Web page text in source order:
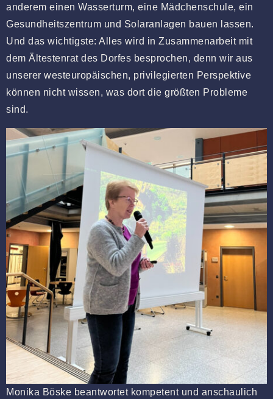
anderem einen Wasserturm, eine Mädchenschule, ein
Gesundheitszentrum und Solaranlagen bauen lassen.
Und das wichtigste: Alles wird in Zusammenarbeit mit
dem Ältestenrat des Dorfes besprochen, denn wir aus
unserer westeuropäischen, privilegierten Perspektive
können nicht wissen, was dort die größten Probleme
sind.
Monika Böske beantwortet kompetent und anschaulich